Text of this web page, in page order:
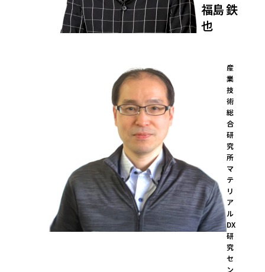
福島 鉄
也
産
業
技
術
総
合
研
究
所
マ
テ
リ
ア
ル
DX
研
究
セ
ン